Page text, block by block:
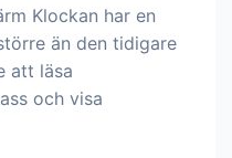
Klockan har en
än den tidigare
att läsa
och visa